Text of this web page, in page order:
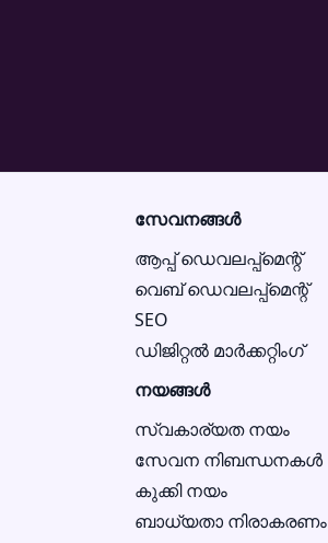
സേവനങ്ങൾ
ആപ്പ് ഡെവലപ്പ്മെന്റ്
വെബ് ഡെവലപ്പ്മെന്റ്
SEO
ഡിജിറ്റൽ മാർക്കറ്റിംഗ്
നയങ്ങൾ
സ്വകാര്യത നയം
സേവന നിബന്ധനകൾ
കുക്കി നയം
ബാധ്യതാ നിരാകരണം